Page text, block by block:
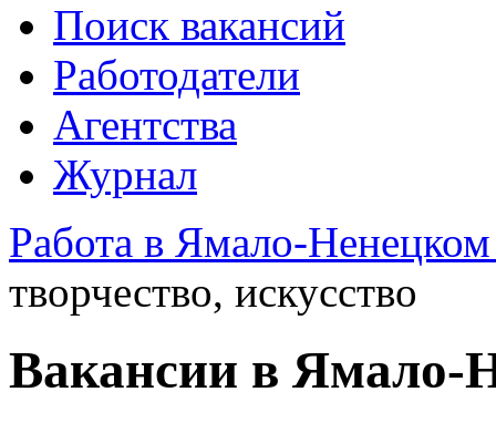
Поиск вакансий
Работодатели
Агентства
Журнал
Работа в Ямало-
творчество, искусство
Вакансии в Ямало-